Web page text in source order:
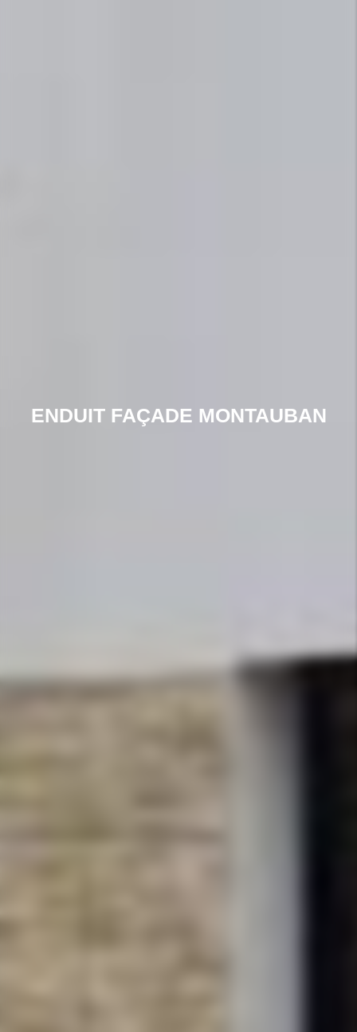
ENDUIT FAÇADE MONTAUBAN